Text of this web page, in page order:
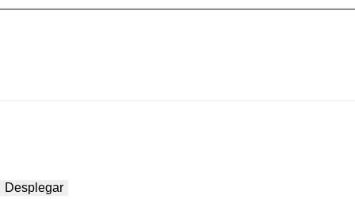
Desplegar